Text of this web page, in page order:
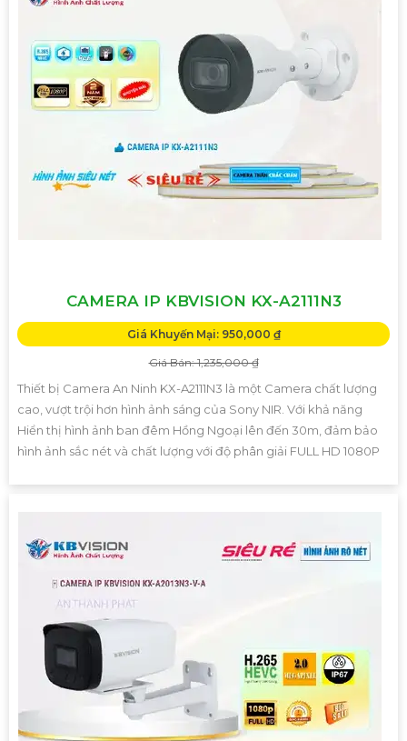
CAMERA IP KBVISION KX-A2111N3
Giá Khuyến Mại: 950,000 ₫
Giá Bán: 1,235,000 ₫
Thiết bị Camera An Ninh KX-A2111N3 là một Camera chất lượng
cao, vượt trội hơn hình ảnh sáng của Sony NIR. Với khả năng
Hiển thị hình ảnh ban đêm Hồng Ngoại lên đến 30m, đảm bảo
hình ảnh sắc nét và chất lượng với độ phân giải FULL HD 1080P